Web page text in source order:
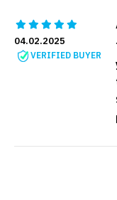
04.02.2025
VERIFIED BUYER